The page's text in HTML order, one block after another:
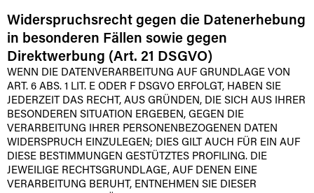
Widerspruchsrecht gegen die Datenerhebung
in besonderen Fällen sowie gegen
Direktwerbung (Art. 21 DSGVO)
WENN DIE DATENVERARBEITUNG AUF GRUNDLAGE VON
ART. 6 ABS. 1 LIT. E ODER F DSGVO ERFOLGT, HABEN SIE
JEDERZEIT DAS RECHT, AUS GRÜNDEN, DIE SICH AUS IHRER
BESONDEREN SITUATION ERGEBEN, GEGEN DIE
VERARBEITUNG IHRER PERSONENBEZOGENEN DATEN
WIDERSPRUCH EINZULEGEN; DIES GILT AUCH FÜR EIN AUF
DIESE BESTIMMUNGEN GESTÜTZTES PROFILING. DIE
JEWEILIGE RECHTSGRUNDLAGE, AUF DENEN EINE
VERARBEITUNG BERUHT, ENTNEHMEN SIE DIESER